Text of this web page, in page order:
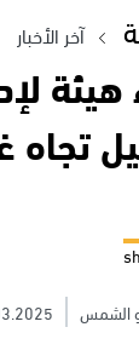
آخر الأخبار
هيئة
تجاه
الشمس